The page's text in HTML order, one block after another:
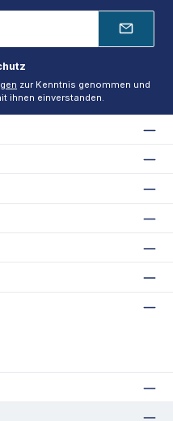
zur Kenntnis genommen und
ihnen einverstanden.